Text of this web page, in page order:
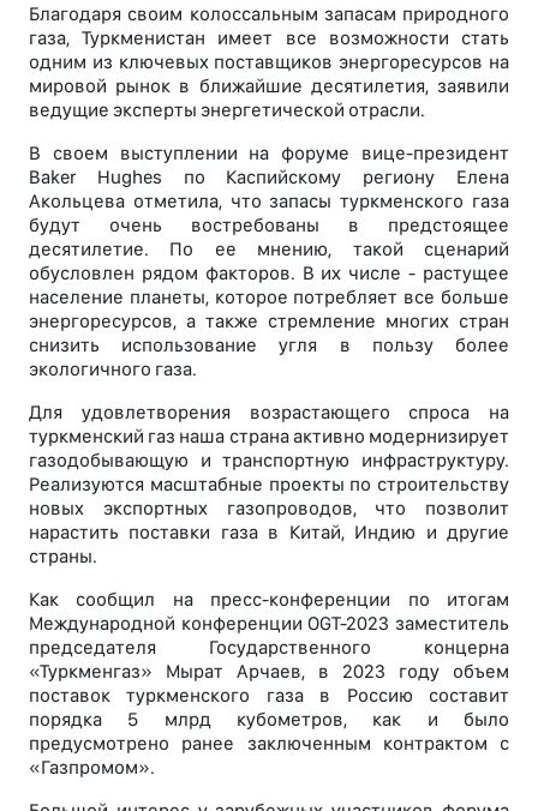
Благодаря своим колоссальным запасам природного
газа, Туркменистан имеет все возможности стать
одним из ключевых поставщиков энергоресурсов на
мировой рынок в ближайшие десятилетия, заявили
ведущие эксперты энергетической отрасли.
В своем выступлении на форуме вице-президент
Baker Hughes по Каспийскому региону Елена
Акольцева отметила, что запасы туркменского газа
будут очень востребованы в предстоящее
десятилетие. По ее мнению, такой сценарий
обусловлен рядом факторов. В их числе - растущее
население планеты, которое потребляет все больше
энергоресурсов, а также стремление многих стран
снизить использование угля в пользу более
экологичного газа.
Для удовлетворения возрастающего спроса на
туркменский газ наша страна активно модернизирует
газодобывающую и транспортную инфраструктуру.
Реализуются масштабные проекты по строительству
новых экспортных газопроводов, что позволит
нарастить поставки газа в Китай, Индию и другие
страны.
Как сообщил на пресс-конференции по итогам
Международной конференции OGT-2023 заместитель
председателя Государственного концерна
«Туркменгаз» Мырат Арчаев, в 2023 году объем
поставок туркменского газа в Россию составит
порядка 5 млрд кубометров, как и было
предусмотрено ранее заключенным контрактом с
«Газпромом».